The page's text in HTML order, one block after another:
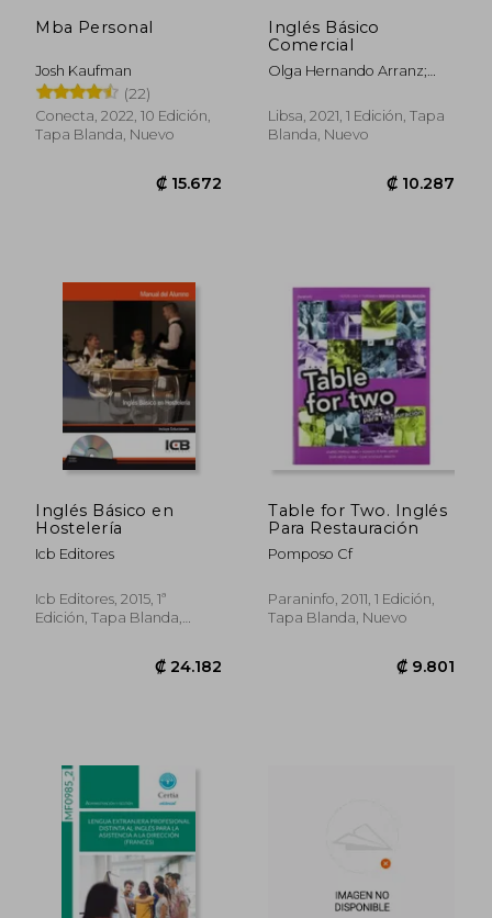
Mba Personal
Josh Kaufman
(22)
Conecta, 2022, 10 Edición,
Tapa Blanda, Nuevo
₡ 15.672
Inglés Básico
Comercial
Olga Hernando Arranz;
Beevor
Libsa, 2021, 1 Edición, Tapa
Blanda, Nuevo
Inglés Básico en
Hostelería
Icb Editores
Icb Editores, 2015, 1ª
Edición, Tapa Blanda,
₡ 24.182
Table for Two. Inglés
Para Restauración
Pomposo Cf
Paraninfo, 2011, 1 Edición,
Tapa Blanda, Nuevo